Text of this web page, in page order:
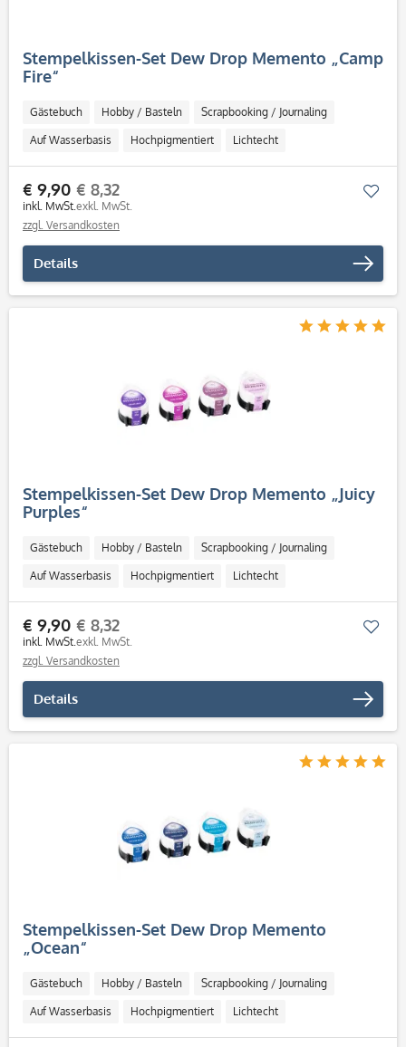
Stempelkissen-Set Dew Drop Memento „Camp
Fire“
Gästebuch Hobby / Basteln Scrapbooking / Journaling
Auf Wasserbasis Hochpigmentiert Lichtecht
Schnell trocknend Säurefrei
€ 9,90
inkl. MwSt.
€ 8,32
exkl. MwSt.
zzgl. Versandkosten
Details
Stempelkissen-Set Dew Drop Memento „Juicy
Purples“
Gästebuch Hobby / Basteln Scrapbooking / Journaling
Auf Wasserbasis Hochpigmentiert Lichtecht
Schnell trocknend Säurefrei
€ 9,90
inkl. MwSt.
€ 8,32
exkl. MwSt.
zzgl. Versandkosten
Details
Stempelkissen-Set Dew Drop Memento
„Ocean“
Gästebuch Hobby / Basteln Scrapbooking / Journaling
Auf Wasserbasis Hochpigmentiert Lichtecht
Schnell trocknend Säurefrei